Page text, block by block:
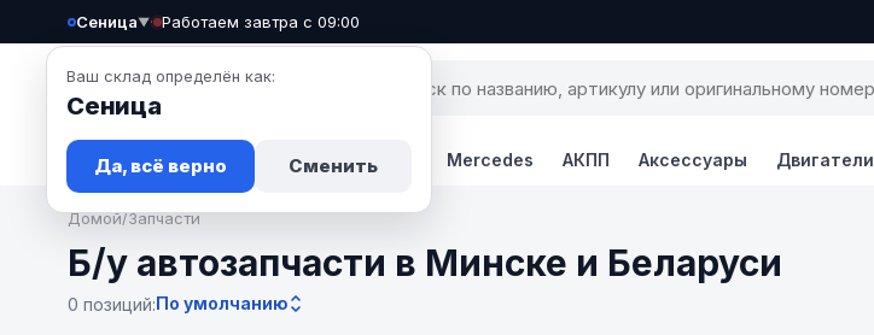
Сеница▼
Ваш склад определён как:
Сеница
Да, всё верно Сменить
· Работаем завтра с 09:00
Запчасти Авто Новости Mercedes АКПП Аксессуары Двигатели
Домой/Запчасти
Б/у автозапчасти в Минске и Беларуси
0 позиций:По умолчанию